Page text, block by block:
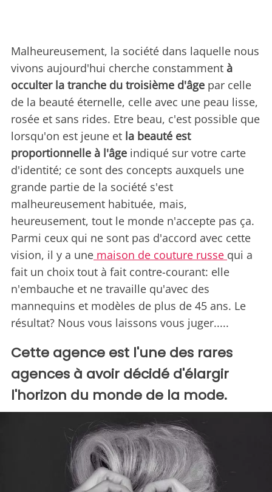
Malheureusement, la société dans laquelle nous
vivons aujourd'hui cherche constamment à
occulter la tranche du troisième d'âge par celle
de la beauté éternelle, celle avec une peau lisse,
rosée et sans rides. Etre beau, c'est possible que
lorsqu'on est jeune et la beauté est
proportionnelle à l'âge indiqué sur votre carte
d'identité; ce sont des concepts auxquels une
grande partie de la société s'est
malheureusement habituée, mais,
heureusement, tout le monde n'accepte pas ça.
Parmi ceux qui ne sont pas d'accord avec cette
vision, il y a une maison de couture russe qui a
fait un choix tout à fait contre-courant: elle
n'embauche et ne travaille qu'avec des
mannequins et modèles de plus de 45 ans. Le
résultat? Nous vous laissons vous juger.....
Cette agence est l'une des rares
agences à avoir décidé d'élargir
l'horizon du monde de la mode.